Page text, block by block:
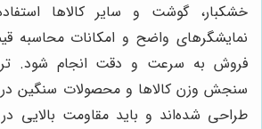
خشکبار، گوشت و سایر کالاها
نمایشگرهای واضح و امکانات محاسبه
فروش به سرعت و دقت انجام شود.
سنجش وزن کالاها و محصولات سنگین در
طراحی شده‌اند و باید مقاومت بالایی